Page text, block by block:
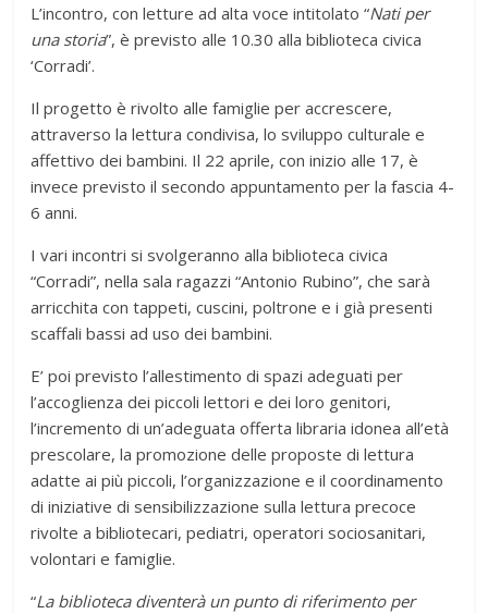
L’incontro, con letture ad alta voce intitolato “Nati per
una storia”, è previsto alle 10.30 alla biblioteca civica
‘Corradi’.
Il progetto è rivolto alle famiglie per accrescere,
attraverso la lettura condivisa, lo sviluppo culturale e
affettivo dei bambini. Il 22 aprile, con inizio alle 17, è
invece previsto il secondo appuntamento per la fascia 4-
6 anni.
I vari incontri si svolgeranno alla biblioteca civica
“Corradi”, nella sala ragazzi “Antonio Rubino”, che sarà
arricchita con tappeti, cuscini, poltrone e i già presenti
scaffali bassi ad uso dei bambini.
E’ poi previsto l’allestimento di spazi adeguati per
l’accoglienza dei piccoli lettori e dei loro genitori,
l’incremento di un’adeguata offerta libraria idonea all’età
prescolare, la promozione delle proposte di lettura
adatte ai più piccoli, l’organizzazione e il coordinamento
di iniziative di sensibilizzazione sulla lettura precoce
rivolte a bibliotecari, pediatri, operatori sociosanitari,
volontari e famiglie.
“La biblioteca diventerà un punto di riferimento per